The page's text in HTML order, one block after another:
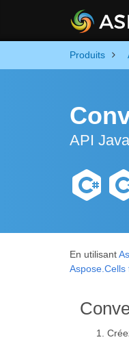
Produits
API
En utilisant
Aspose.Cells